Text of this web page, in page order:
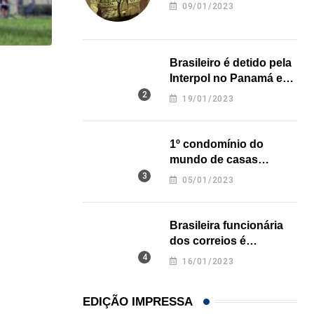
Açaí é reconhecido oficialmente como fruto
21/01/2026
09/01/2023
Brasileiro é detido pela
Interpol no Panamá e
pode pegar prisão
19/01/2023
1º condomínio do
mundo de casas
impressas em 3D é
05/01/2023
Brasileira funcionária
dos correios é
assassinada a facadas
16/01/2023
EDIÇÃO IMPRESSA